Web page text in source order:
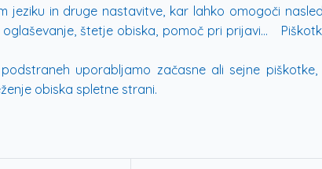
jeziku in druge nastavitve, kar lahko omogoči
štetje obiska, pomoč pri prijavi...
uporabljamo začasne ali sejne
obiska spletne strani.